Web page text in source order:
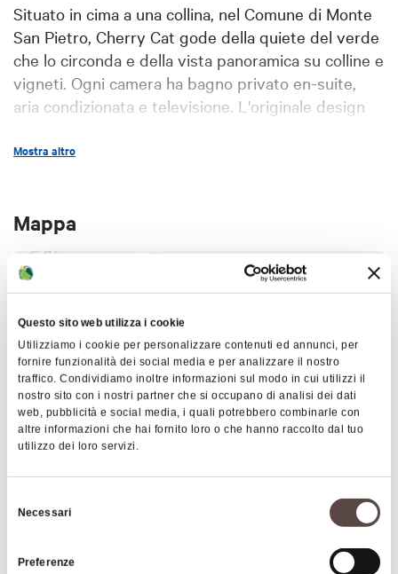
Questo sito web utilizza i cookie
Utilizziamo i cookie per personalizzare contenuti ed annunci, per
fornire funzionalità dei social media e per analizzare il nostro
traffico. Condividiamo inoltre informazioni sul modo in cui utilizzi il
nostro sito con i nostri partner che si occupano di analisi dei dati
web, pubblicità e social media, i quali potrebbero combinarle con
altre informazioni che hai fornito loro o che hanno raccolto dal tuo
utilizzo dei loro servizi.
delNecessari
Preferenze
Situato in cima a una collina, nel Comune di Monte
San Pietro, Cherry Cat gode della quiete del verde
che lo circonda e della vista panoramica su colline e
vigneti. Ogni camera ha bagno privato en-suite,
aria condizionata e televisione. L'originale design
di farne un luogo colorato, vivace e accogliente.
Mostra altro
Mappa
+
contributors © CARTO
Via Fleming, 38